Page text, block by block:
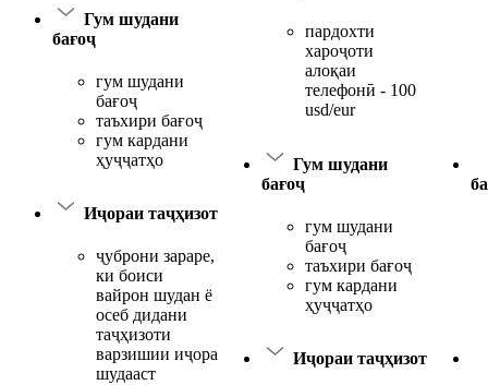
Гум шудани
бағоҷ
гум шудани
бағоҷ
таъхири бағоҷ
гум кардани
ҳуҷҷатҳо
Иҷораи таҷҳизот
ҷуброни зараре,
ки боиси
вайрон шудан ё
осеб дидани
таҷҳизоти
варзишии иҷора
шудааст
пардохти
хароҷоти
алоқаи
телефонӣ - 100
usd/eur
Гум шудани
бағоҷ
гум шудани
бағоҷ
таъхири бағоҷ
гум кардани
ҳуҷҷатҳо
Иҷораи таҷҳизот